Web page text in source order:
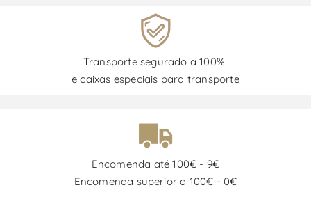
Transporte segurado a 100%
e caixas especiais para transporte
Encomenda até 100€ - 9€
Encomenda superior a 100€ - 0€